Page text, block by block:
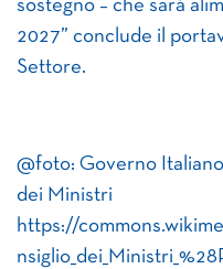
sostegno – che sarà
2027” conclude il
Settore.
@foto: Governo
dei Ministri
https://